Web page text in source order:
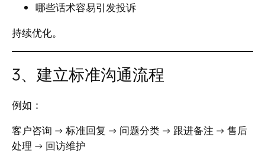
哪些话术容易引发投诉
持续优化。
3、建立标准沟通流程
例如：
客户咨询 → 标准回复 → 问题分类 → 跟进备注 → 售后
处理 → 回访维护